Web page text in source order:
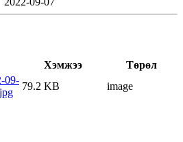
Хэмжээ
Төрөл
09-
79.2 KB image